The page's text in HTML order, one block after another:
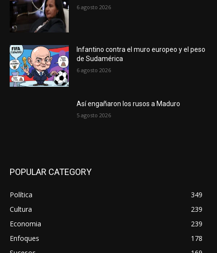
6 agosto 2026
Infantino contra el muro europeo y el peso
de Sudamérica
6 agosto 2026
Así engañaron los rusos a Maduro
5 agosto 2026
POPULAR CATEGORY
Política
349
Cultura
239
Economia
239
Enfoques
178